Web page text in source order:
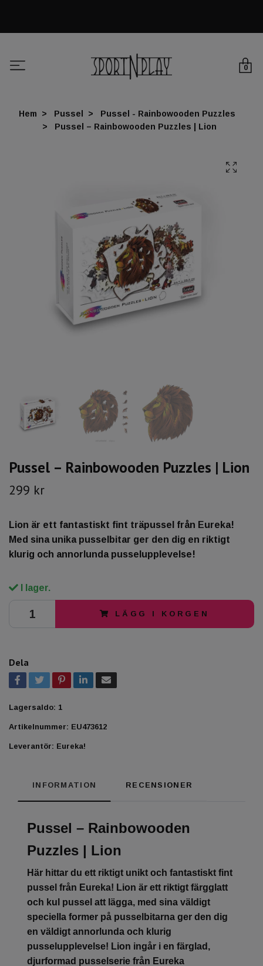
0
Hem Pussel
Pussel - Rainbowooden Puzzles
Pussel – Rainbowooden Puzzles | Lion
Pussel – Rainbowooden Puzzles | Lion
299 kr
Lion är ett fantastiskt fint träpussel från Eureka!
Med sina unika pusselbitar ger den dig en riktigt
klurig och annorlunda pusselupplevelse!
I lager.
LÄGG I KORGEN
Dela
Lagersaldo: 1
Artikelnummer: EU473612
Leverantör: Eureka!
INFORMATION RECENSIONER
Pussel – Rainbowooden
Puzzles | Lion
Här hittar du ett riktigt unikt och fantastiskt fint
pussel från Eureka! Lion är ett riktigt färgglatt
och kul pussel att lägga, med sina väldigt
speciella former på pusselbitarna ger den dig
en väldigt annorlunda och klurig
pusselupplevelse! Lion ingår i en färglad,
djurformad pusselserie från Eureka